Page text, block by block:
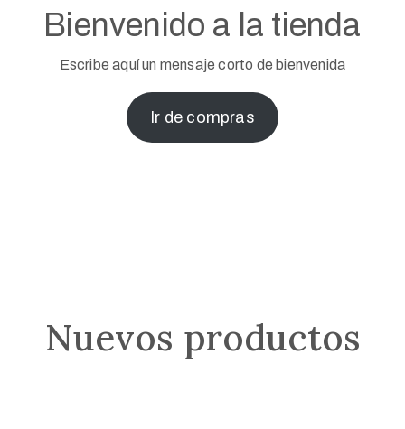
Bienvenido a la tienda
Escribe aquí un mensaje corto de bienvenida
Ir de compras
Nuevos productos